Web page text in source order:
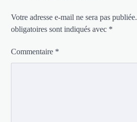
Votre adresse e-mail ne sera pas publiée.
obligatoires sont indiqués avec *
Commentaire *